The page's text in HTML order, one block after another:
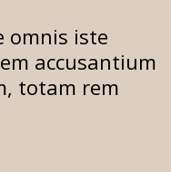
omnis iste
accusantium
totam rem